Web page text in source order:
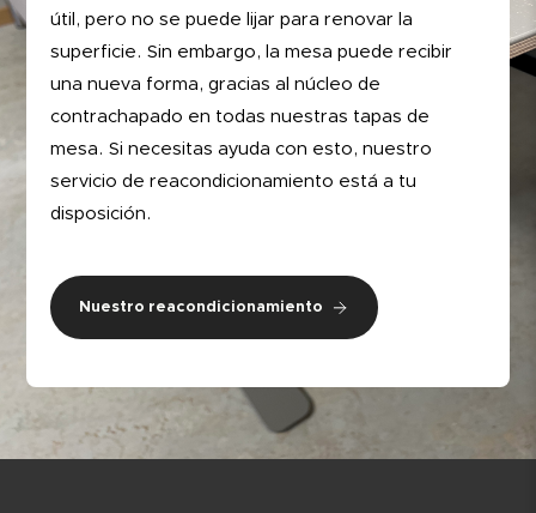
útil, pero no se puede lijar para renovar la
superficie. Sin embargo, la mesa puede recibir
una nueva forma, gracias al núcleo de
contrachapado en todas nuestras tapas de
mesa. Si necesitas ayuda con esto, nuestro
servicio de reacondicionamiento está a tu
disposición.
Nuestro reacondicionamiento